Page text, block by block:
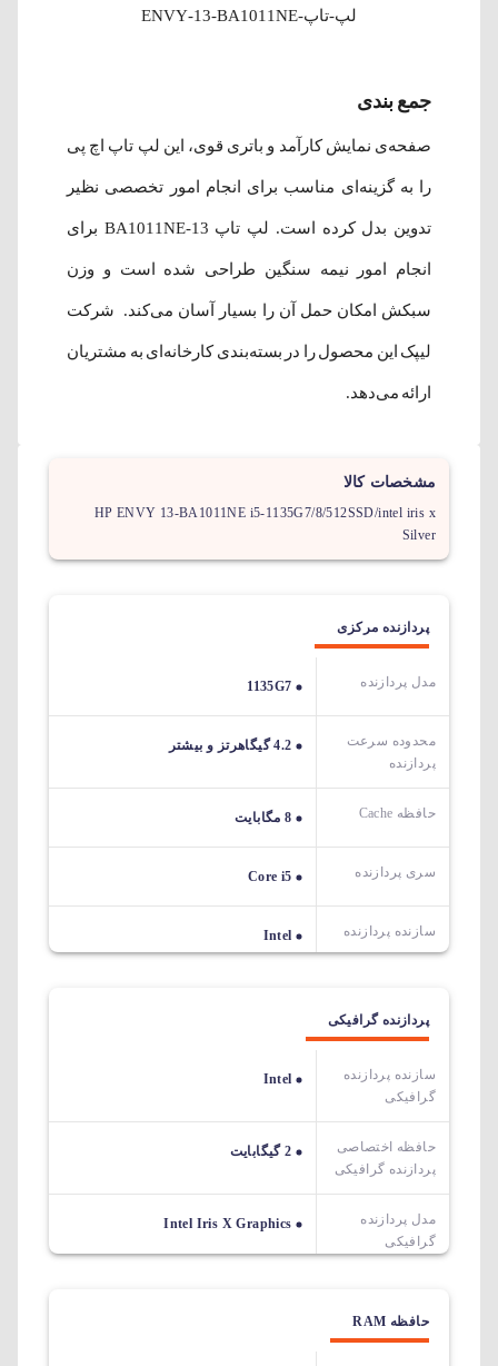
لپ-تاپ-ENVY-13-BA1011NE
جمع بندی
صفحه‌ی نمایش کارآمد و باتری قوی، این لپ تاپ اچ پی
را به گزینه‌ای مناسب برای انجام امور تخصصی نظیر
تدوین بدل کرده است. لپ تاپ 13-BA1011NE برای
انجام امور نیمه سنگین طراحی شده است و وزن
سبکش امکان حمل آن را بسیار آسان می‌کند. شرکت
لیپک این محصول را در بسته‌بندی کارخانه‌ای به مشتریان
ارائه می‌دهد.
مشخصات کالا
HP ENVY 13-BA1011NE i5-1135G7/8/512SSD/intel iris x
Silver
پردازنده مرکزی
مدل پردازنده 1135G7
محدوده سرعت
پردازنده
4.2 گیگاهرتز و بیشتر
حافظه Cache 8 مگابایت
سری پردازنده Core i5
سازنده پردازنده Intel
پردازنده گرافیکی
سازنده پردازنده
گرافیکی
Intel
حافظه اختصاصی
پردازنده گرافیکی
2 گیگابایت
مدل پردازنده
گرافیکی
Intel Iris X Graphics
حافظه RAM